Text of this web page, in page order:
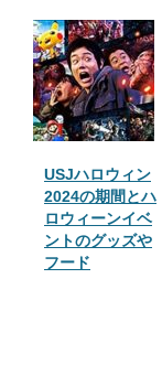
USJハロウィン
2024の期間とハ
ロウィーンイベ
ントのグッズや
フード